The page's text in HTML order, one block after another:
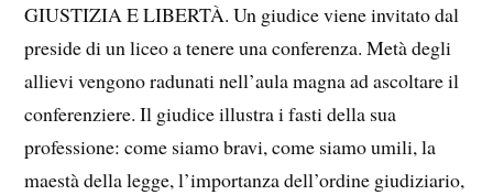
GIUSTIZIA E LIBERTÀ. Un giudice viene invitato dal
preside di un liceo a tenere una conferenza. Metà degli
allievi vengono radunati nell’aula magna ad ascoltare il
conferenziere. Il giudice illustra i fasti della sua
professione: come siamo bravi, come siamo umili, la
maestà della legge, l’importanza dell’ordine giudiziario,